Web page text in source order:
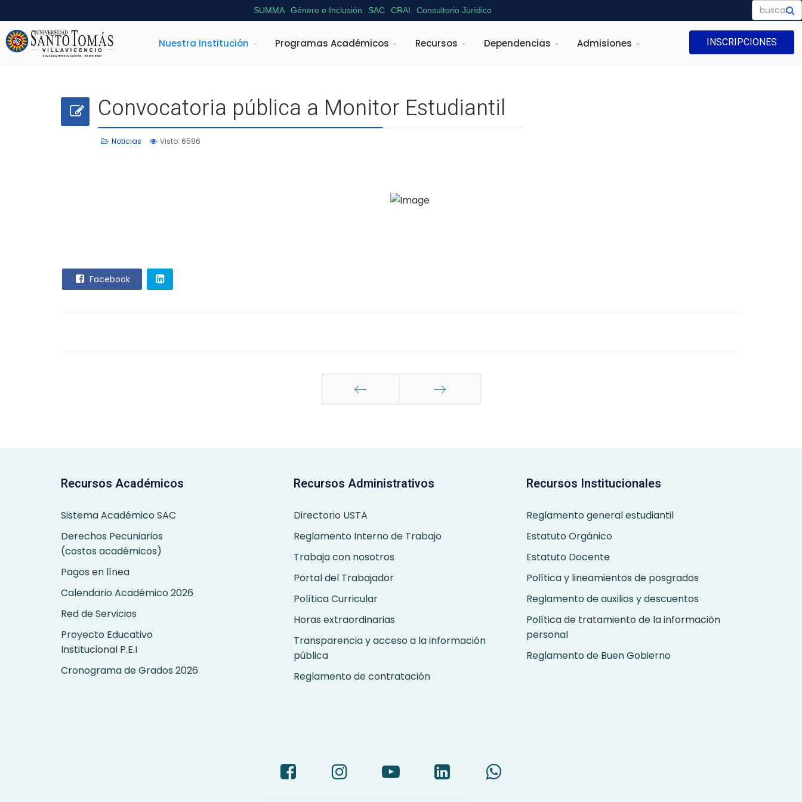
SUMMA Género e Inclusión SAC CRAI Consultorio Jurídico
Nuestra Institución Programas Académicos Recursos Dependencias Admisiones INSCRIPCIONES
Convocatoria pública a Monitor Estudiantil
Noticias Visto: 6586
Facebook
Recursos Académicos
Sistema Académico SAC
Derechos Pecuniarios
(costos académicos)
Pagos en línea
Calendario Académico 2026
Red de Servicios
Proyecto Educativo
Institucional P.E.I
Cronograma de Grados 2026
Recursos Administrativos
Directorio USTA
Reglamento Interno de Trabajo
Trabaja con nosotros
Portal del Trabajador
Política Curricular
Horas extraordinarias
Transparencia y acceso a la información
pública
Reglamento de contratación
Recursos Institucionales
Reglamento general estudiantil
Estatuto Orgánico
Estatuto Docente
Política y lineamientos de posgrados
Reglamento de auxilios y descuentos
Política de tratamiento de la información
personal
Reglamento de Buen Gobierno